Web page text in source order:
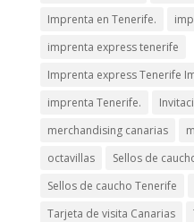
Imprenta en Tenerife.
imprenta express tenerife
Imprenta express Tenerife
imprenta Tenerife.
merchandising canarias
octavillas
Sellos de
Sellos de caucho Tenerife
Tarjeta de visita Canarias